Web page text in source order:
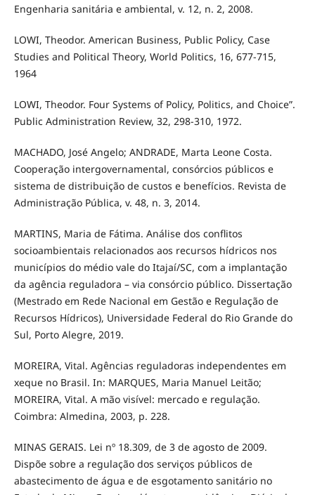
Engenharia sanitária e ambiental, v. 12, n. 2, 2008.
LOWI, Theodor. American Business, Public Policy, Case
Studies and Political Theory, World Politics, 16, 677-715,
1964
LOWI, Theodor. Four Systems of Policy, Politics, and Choice”.
Public Administration Review, 32, 298-310, 1972.
MACHADO, José Angelo; ANDRADE, Marta Leone Costa.
Cooperação intergovernamental, consórcios públicos e
sistema de distribuição de custos e benefícios. Revista de
Administração Pública, v. 48, n. 3, 2014.
MARTINS, Maria de Fátima. Análise dos conflitos
socioambientais relacionados aos recursos hídricos nos
municípios do médio vale do Itajaí/SC, com a implantação
da agência reguladora – via consórcio público. Dissertação
(Mestrado em Rede Nacional em Gestão e Regulação de
Recursos Hídricos), Universidade Federal do Rio Grande do
Sul, Porto Alegre, 2019.
MOREIRA, Vital. Agências reguladoras independentes em
xeque no Brasil. In: MARQUES, Maria Manuel Leitão;
MOREIRA, Vital. A mão visível: mercado e regulação.
Coimbra: Almedina, 2003, p. 228.
MINAS GERAIS. Lei nº 18.309, de 3 de agosto de 2009.
Dispõe sobre a regulação dos serviços públicos de
abastecimento de água e de esgotamento sanitário no